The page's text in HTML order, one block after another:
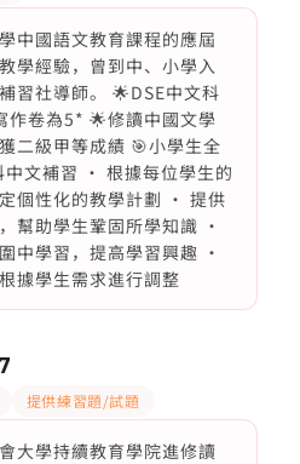
中國語文教育課程的應屆
學經驗，曾到中、小學入
習社導師。 🌟DSE中文科
作卷為5* 🌟修讀中國文學
二級甲等成績 🎯小學生全
文補習 · 根據每位學生的
個性化的教學計劃 · 提供
幫助學生鞏固所學知識 ·
中學習，提高學習興趣 ·
據學生需求進行調整
提供練習題/試題
大學持續教育學院進修讀